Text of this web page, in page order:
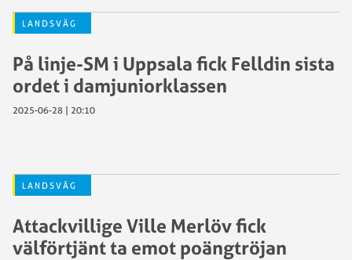
LANDSVÄG
På linje-SM i Uppsala fick Felldin sista
ordet i damjuniorklassen
2025-06-28 | 20:10
LANDSVÄG
Attackvillige Ville Merlöv fick
välförtjänt ta emot poängtröjan